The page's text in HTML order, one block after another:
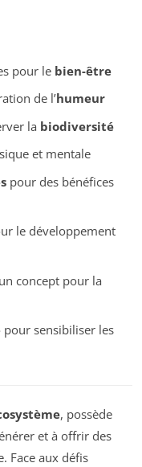
pour le bien-être
de l’humeur
la biodiversité
et mentale
pour des bénéfices
le développement
concept pour la
pour sensibiliser les
, possède
et à offrir des
Face aux défis